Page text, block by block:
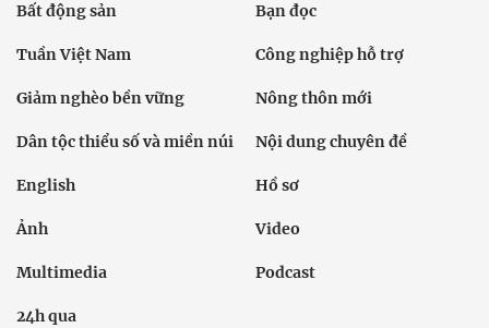
Bất động sản Bạn đọc
Tuần Việt Nam Công nghiệp hỗ trợ
Giảm nghèo bền vững Nông thôn mới
Dân tộc thiểu số và miền núi Nội dung chuyên đề
English Hồ sơ
Ảnh Video
Multimedia Podcast
24h qua